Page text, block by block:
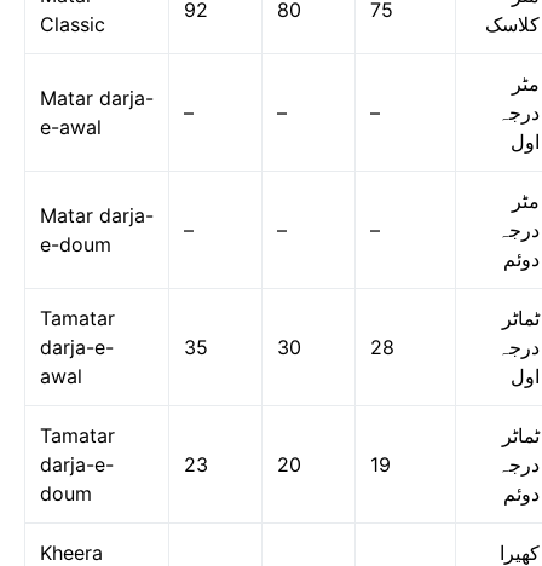
Classic
92 80 75
کلاسک
Matar darja-
e-awal
– – –
مٹر
درجہ
اول
Matar darja-
e-doum
– – –
مٹر
درجہ
دوئم
Tamatar
darja-e-
awal
35 30 28
ٹماٹر
درجہ
اول
Tamatar
darja-e-
doum
23 20 19
ٹماٹر
درجہ
دوئم
Kheera
کھیرا